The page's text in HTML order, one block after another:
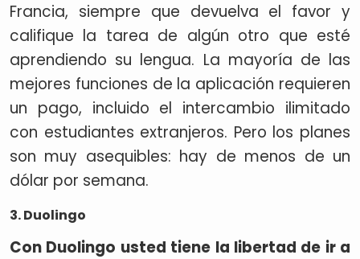
Francia, siempre que devuelva el favor y
califique la tarea de algún otro que esté
aprendiendo su lengua. La mayoría de las
mejores funciones de la aplicación requieren
un pago, incluido el intercambio ilimitado
con estudiantes extranjeros. Pero los planes
son muy asequibles: hay de menos de un
dólar por semana.
3. Duolingo
Con Duolingo usted tiene la libertad de ir a